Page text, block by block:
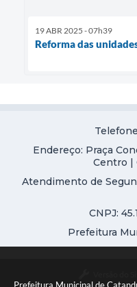
19 ABR 2025 - 07h39
Reforma das
Endereço: Praça
Centro |
Atendimento de
CNPJ:
Prefeitura